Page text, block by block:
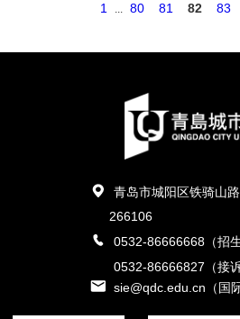
1 ... 80 81 82 83
青岛市城阳区铁骑山
266106
0532-86666668（招生
0532-86666827（接
sie@qdc.edu.cn（国